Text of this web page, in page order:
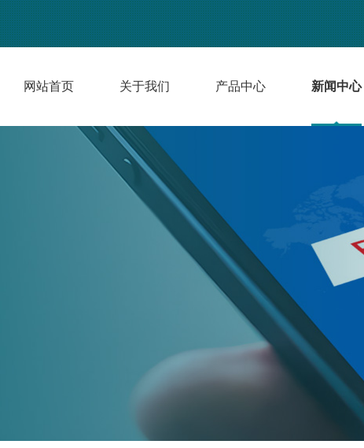
网站首页 关于我们 产品中心 新闻中心